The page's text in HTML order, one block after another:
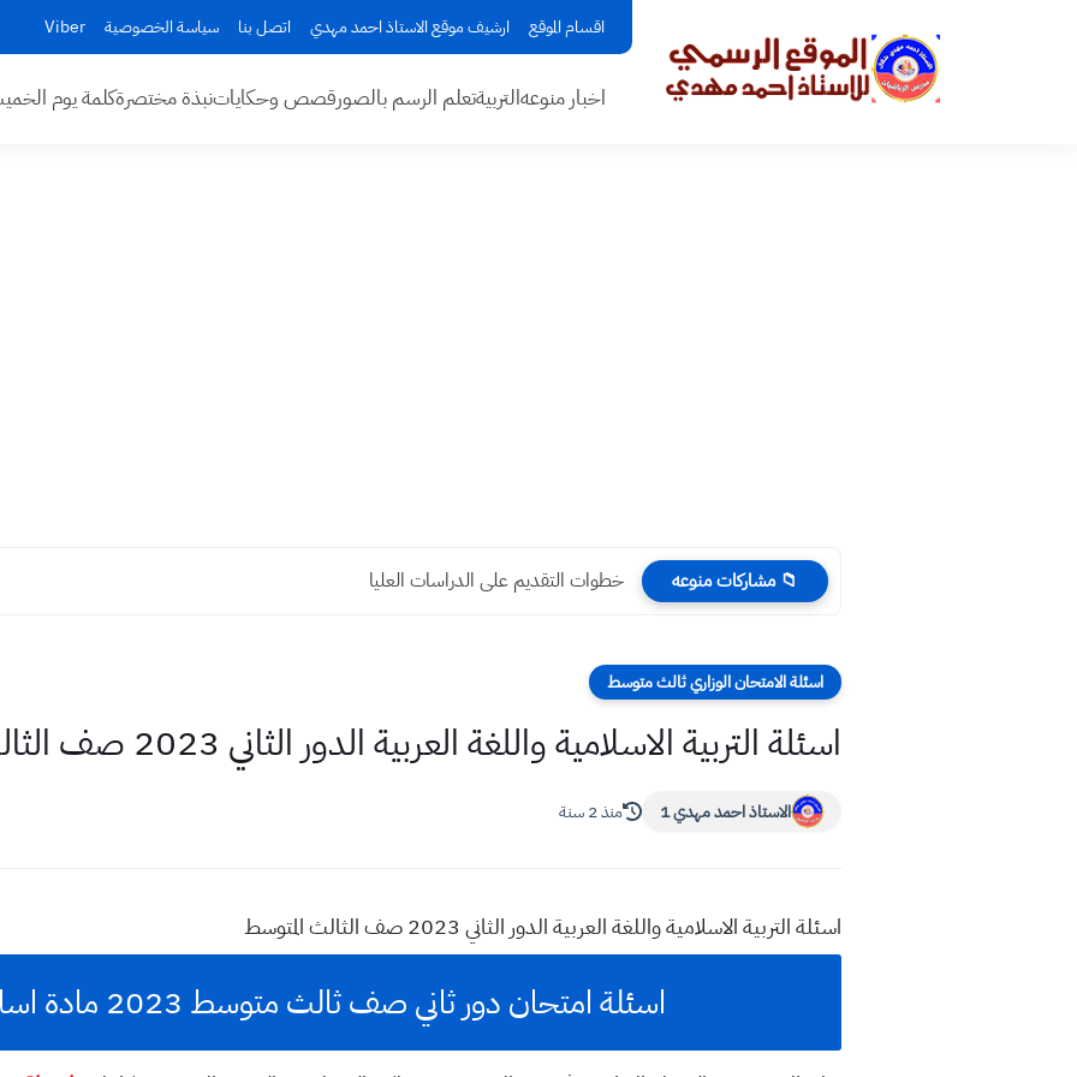
اقسام الموقع ارشيف موقع الاستاذ احمد مهدي اتصل بنا سياسة الخصوصية Viber
اخبار منوعهالتربيةتعلم الرسم بالصورقصص وحكاياتنبذة مختصرةكلمة يوم
📁 مشاركات منوعه خطوات التقديم على الدراسات العليا
اسئلة الامتحان الوزاري ثالث متوسط
اسئلة التربية الاسلامية واللغة العربية الدور الثاني 2023 صف الثالث المتوسط
الاستاذ احمد مهدي 1 منذ 2 سنة
اسئلة التربية الاسلامية واللغة العربية الدور الثاني 2023 صف الثالث المتوسط
اسئلة امتحان دور ثاني صف ثالث متوسط 2023 مادة اسلامية وعربي